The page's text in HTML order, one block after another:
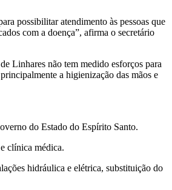
possibilitar atendimento às pessoas que
com a doença”, afirma o secretário
Linhares não tem medido esforços para
a higienização das mãos e
do Estado do Espírito Santo.
clínica médica.
hidráulica e elétrica, substituição do